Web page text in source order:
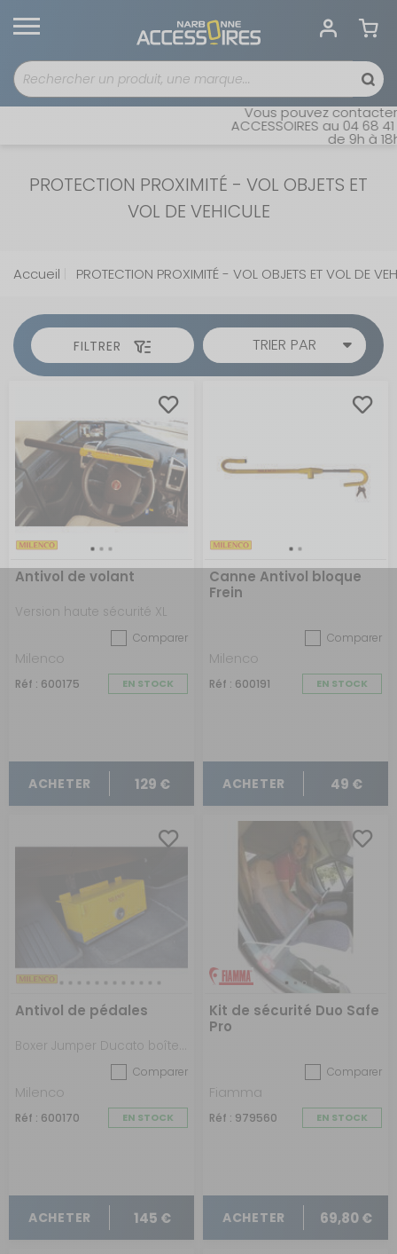
Vous pouvez contacter
ACCESSOIRES au 04 68
de 9h à
PROTECTION PROXIMITÉ - VOL OBJETS ET
VOL DE VEHICULE
Accueil PROTECTION PROXIMITÉ - VOL OBJETS ET VOL DE
FILTRER TRIER PAR
Antivol de volant
Version haute sécurité XL
Comparer
Milenco
Réf : 600175 EN STOCK
ACHETER 129 €
Canne Antivol bloque
Frein
Comparer
Milenco
Réf : 600191 EN STOCK
ACHETER 49 €
Antivol de pédales
Comparer
Milenco
Réf : 600170 EN STOCK
ACHETER 145 €
Kit de sécurité Duo Safe
Pro
Comparer
Fiamma
Réf : 979560 EN STOCK
ACHETER 69,80 €